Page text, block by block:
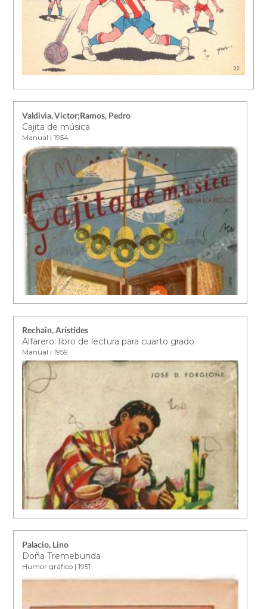
Valdivia, Víctor;Ramos, Pedro
Cajita de música
Manual | 1954
Rechain, Arístides
Alfarero: libro de lectura para cuarto grado
Manual | 1959
Palacio, Lino
Doña Tremebunda
Humor gráfico | 1951